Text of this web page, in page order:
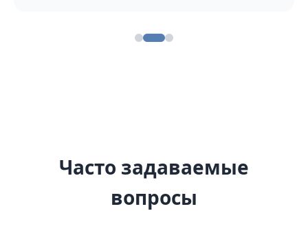
Часто задаваемые
вопросы